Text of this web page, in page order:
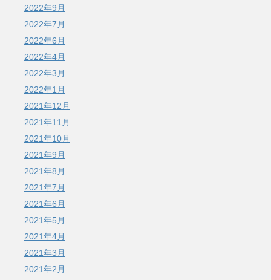
2022年9月
2022年7月
2022年6月
2022年4月
2022年3月
2022年1月
2021年12月
2021年11月
2021年10月
2021年9月
2021年8月
2021年7月
2021年6月
2021年5月
2021年4月
2021年3月
2021年2月